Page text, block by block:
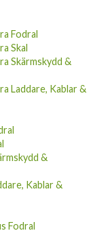
Fodral
Skal
Skärmskydd &
Laddare, Kablar &
&
Kablar &
Fodral
Skal